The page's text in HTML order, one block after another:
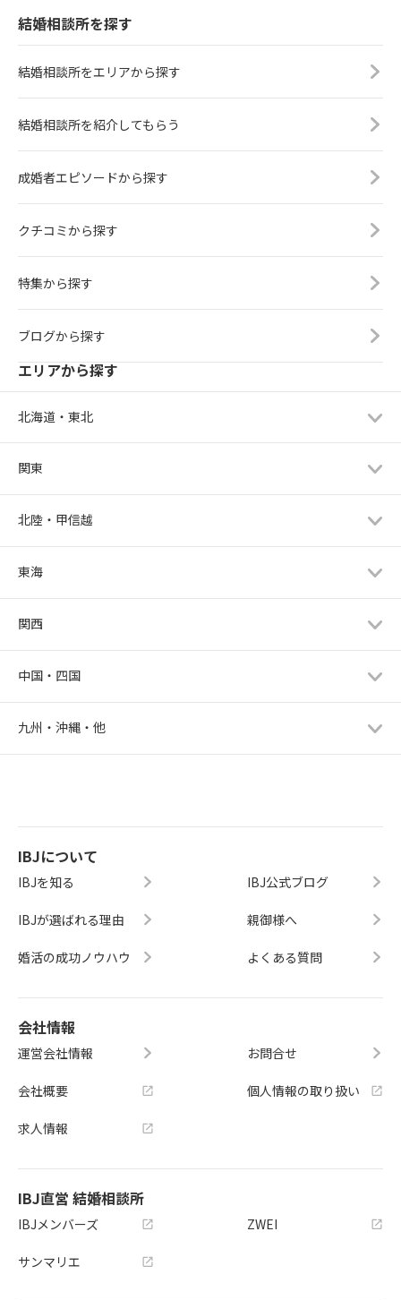
結婚相談所を探す
結婚相談所をエリアから探す
結婚相談所を紹介してもらう
成婚者エピソードから探す
クチコミから探す
特集から探す
ブログから探す
エリアから探す
北海道・東北
関東
北陸・甲信越
東海
関西
中国・四国
九州・沖縄・他
IBJについて
IBJを知る
IBJが選ばれる理由
婚活の成功ノウハウ
IBJ公式ブログ
親御様へ
よくある質問
会社情報
運営会社情報
会社概要
求人情報
お問合せ
個人情報の取り扱い
IBJ直営 結婚相談所
IBJメンバーズ
サンマリエ
ZWEI